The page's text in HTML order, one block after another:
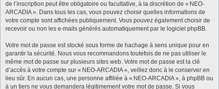
de l’inscription peut être obligatoire ou facultative, à la discrétion de « NEO-
ARCADIA ». Dans tous les cas, vous pouvez choisir quelles informations de
votre compte sont affichées publiquement. Vous pouvez également choisir de
recevoir ou non les e-mails générés automatiquement par le logiciel phpBB.
Votre mot de passe est stocké sous forme de hachage à sens unique pour en
garantir la sécurité. Nous vous recommandons toutefois de ne pas utiliser le
même mot de passe sur plusieurs sites web. Votre mot de passe est la clé
d’accès à votre compte sur « NEO-ARCADIA », veillez donc à le conserver en
lieu sûr. En aucun cas, une personne affiliée à « NEO-ARCADIA », à phpBB ou
à un tiers ne vous demandera légitimement votre mot de passe. Si vous